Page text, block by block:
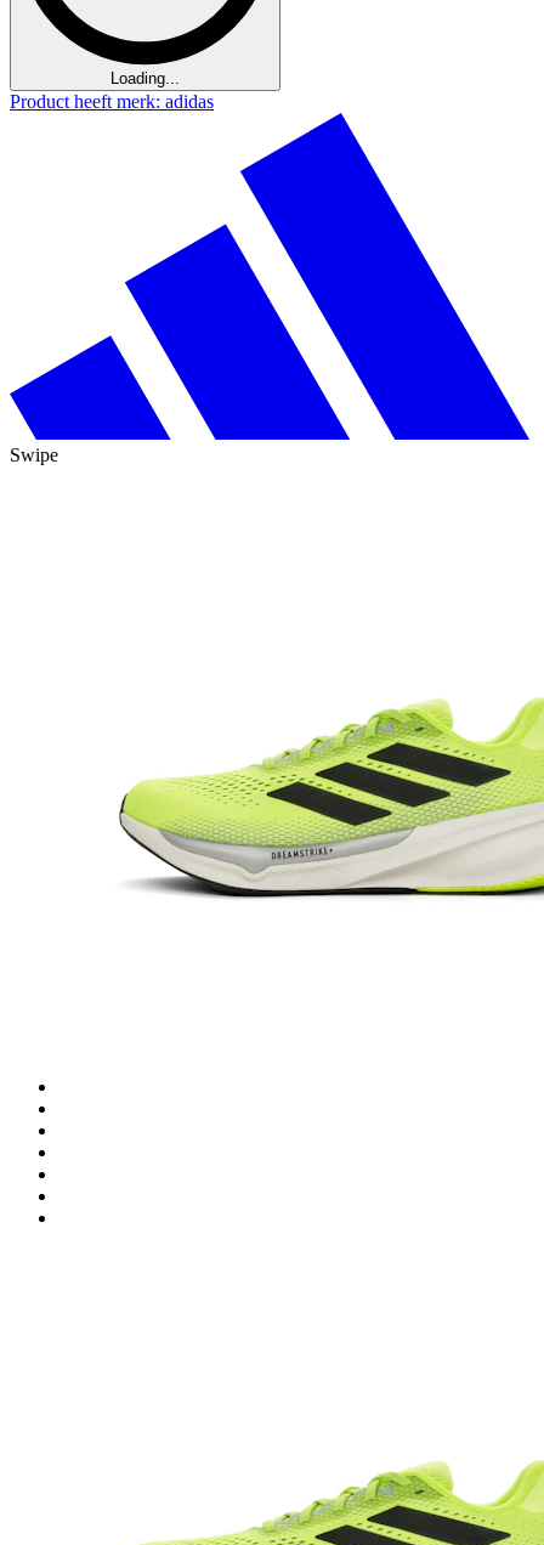
Loading...
Product heeft merk: adidas
Swipe